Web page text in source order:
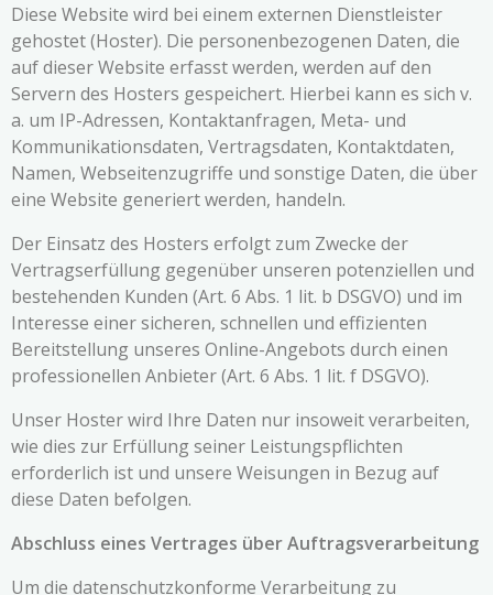
Diese Website wird bei einem externen Dienstleister
gehostet (Hoster). Die personenbezogenen Daten, die
auf dieser Website erfasst werden, werden auf den
Servern des Hosters gespeichert. Hierbei kann es sich v.
a. um IP-Adressen, Kontaktanfragen, Meta- und
Kommunikationsdaten, Vertragsdaten, Kontaktdaten,
Namen, Webseitenzugriffe und sonstige Daten, die über
eine Website generiert werden, handeln.
Der Einsatz des Hosters erfolgt zum Zwecke der
Vertragserfüllung gegenüber unseren potenziellen und
bestehenden Kunden (Art. 6 Abs. 1 lit. b DSGVO) und im
Interesse einer sicheren, schnellen und effizienten
Bereitstellung unseres Online-Angebots durch einen
professionellen Anbieter (Art. 6 Abs. 1 lit. f DSGVO).
Unser Hoster wird Ihre Daten nur insoweit verarbeiten,
wie dies zur Erfüllung seiner Leistungspflichten
erforderlich ist und unsere Weisungen in Bezug auf
diese Daten befolgen.
Abschluss eines Vertrages über Auftragsverarbeitung
Um die datenschutzkonforme Verarbeitung zu